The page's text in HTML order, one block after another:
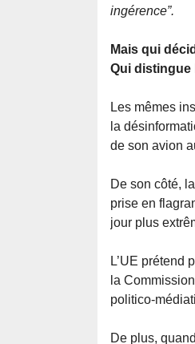
ingérence”.
Mais qui
Qui distingue
Les mêmes
la
de son avion
De son côté,
prise en
jour plus
L’UE prétend
la
politico-
De plus,